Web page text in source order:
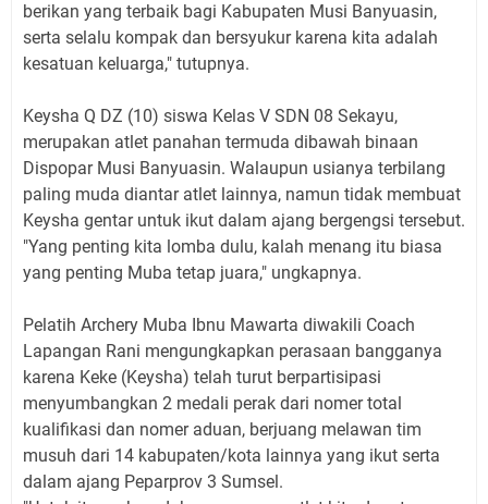
berikan yang terbaik bagi Kabupaten Musi Banyuasin,
serta selalu kompak dan bersyukur karena kita adalah
kesatuan keluarga," tutupnya.
Keysha Q DZ (10) siswa Kelas V SDN 08 Sekayu,
merupakan atlet panahan termuda dibawah binaan
Dispopar Musi Banyuasin. Walaupun usianya terbilang
paling muda diantar atlet lainnya, namun tidak membuat
Keysha gentar untuk ikut dalam ajang bergengsi tersebut.
"Yang penting kita lomba dulu, kalah menang itu biasa
yang penting Muba tetap juara," ungkapnya.
Pelatih Archery Muba Ibnu Mawarta diwakili Coach
Lapangan Rani mengungkapkan perasaan bangganya
karena Keke (Keysha) telah turut berpartisipasi
menyumbangkan 2 medali perak dari nomer total
kualifikasi dan nomer aduan, berjuang melawan tim
musuh dari 14 kabupaten/kota lainnya yang ikut serta
dalam ajang Peparprov 3 Sumsel.